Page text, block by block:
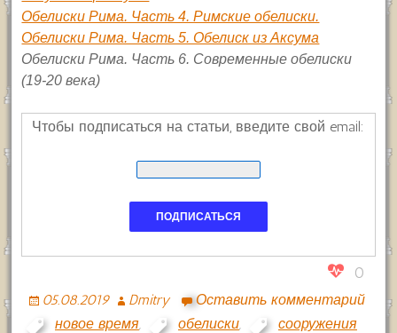
Обелиски Рима. Часть 4. Римские обелиски.
Обелиски Рима. Часть 5. Обелиск из Аксума
Обелиски Рима. Часть 6. Современные обелиски
(19-20 века)
Чтобы подписаться на статьи, введите свой email:
0
05.08.2019 Dmitry
Оставить комментарий
новое время, обелиски, сооружения